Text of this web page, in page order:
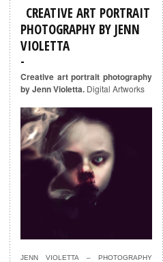
CREATIVE ART PORTRAIT
PHOTOGRAPHY BY JENN
VIOLETTA
Creative art portrait photography
by Jenn Violetta. Digital Artworks
JENN VIOLETTA – PHOTOGRAPHY